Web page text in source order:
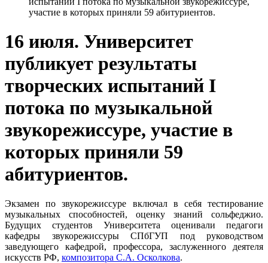
участие в которых приняли 59 абитуриентов.
16 июля. Университет
публикует результаты
творческих испытаний I
потока по музыкальной
звукорежиссуре, участие в
которых приняли 59
абитуриентов.
Экзамен по звукорежиссуре включал в себя тестирование
музыкальных способностей, оценку знаний сольфеджио.
Будущих студентов Университета оценивали педагоги
кафедры звукорежиссуры СПбГУП под руководством
заведующего кафедрой, профессора, заслуженного деятеля
искусств РФ, композитора С.А. Осколкова.